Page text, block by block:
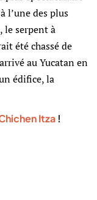
l’une des plus
le serpent à
été chassé de
au Yucatan en
édifice, la
Itza !